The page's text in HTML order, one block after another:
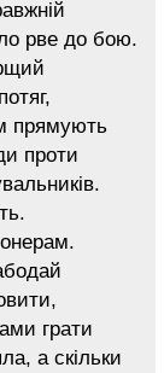
рве до бою.
прямують
проти
грати
а скільки